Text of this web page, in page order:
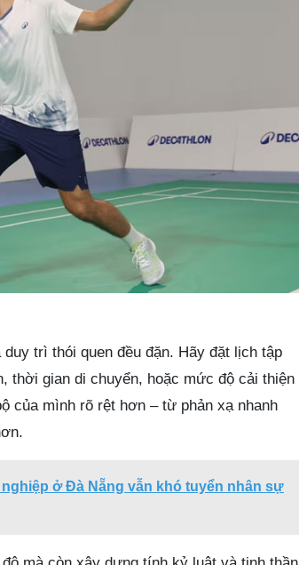
trì thói quen đều đặn. Hãy đặt lịch tập
thời gian di chuyển, hoặc mức độ cải thiện
của mình rõ rệt hơn – từ phản xạ nhanh
ở Đà Nẵng vẫn khó tuyển nhân sự